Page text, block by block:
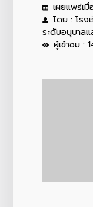
เผยแพร่เ
โดย : โรง
ระดับอนุบาล
ผู้เข้าชม :